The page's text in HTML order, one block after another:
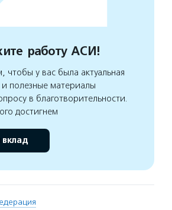
работу АСИ!
чтобы у вас была актуальная
полезные материалы
в благотворительности.
достигнем
вклад